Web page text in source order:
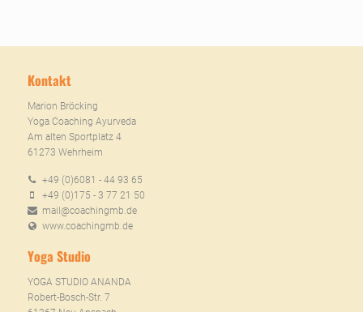
Kontakt
Marion Bröcking
Yoga Coaching Ayurveda
Am alten Sportplatz 4
61273 Wehrheim
+49 (0)6081 - 44 93 65
+49 (0)175 - 3 77 21 50
mail@coachingmb.de
www.coachingmb.de
Yoga Studio
YOGA STUDIO ANANDA
Robert-Bosch-Str. 7